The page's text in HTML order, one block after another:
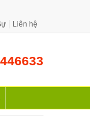
Liên hệ